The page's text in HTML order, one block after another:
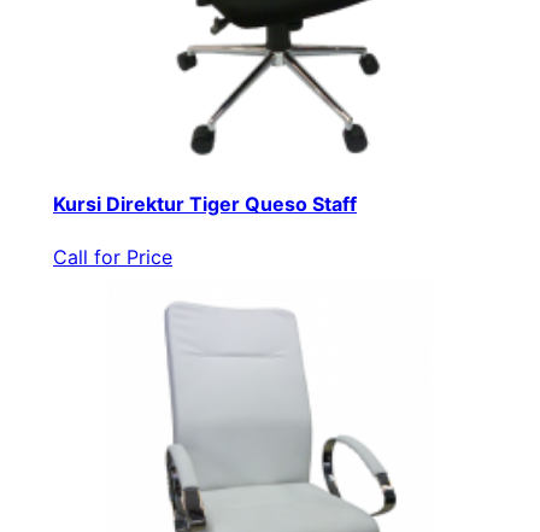
Kursi Direktur Tiger Queso Staff
Call for Price